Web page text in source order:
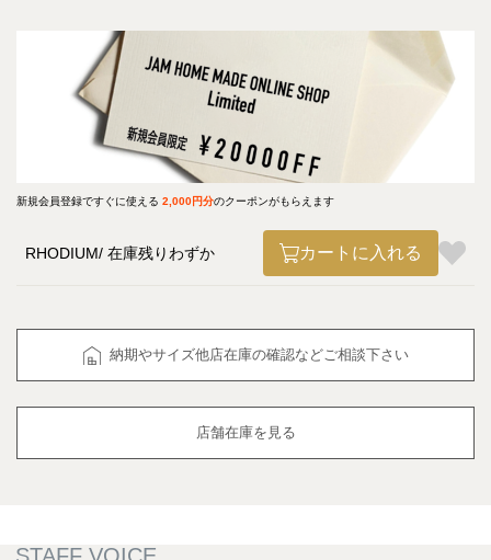
新規会員登録ですぐに使える 2,000円分のクーポンがもらえます
RHODIUM 在庫残りわずか カートに入れる
納期やサイズ他店在庫の確認などご相談下さい
店舗在庫を見る